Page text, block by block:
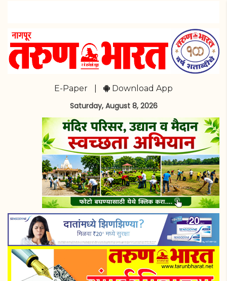
E-Paper Download App
Saturday, August 8, 2026